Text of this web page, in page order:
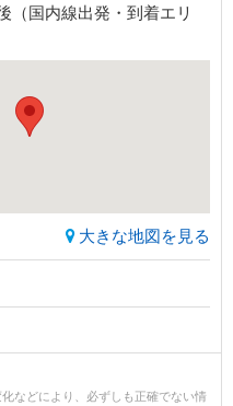
（国内線出発・到着エリ
大きな地図を見る
などにより、必ずしも正確でない情